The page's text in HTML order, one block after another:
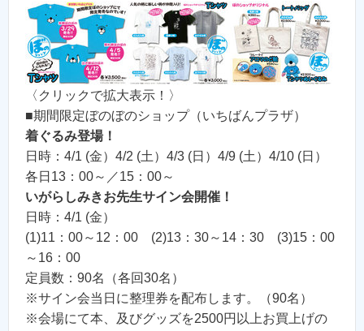
〈クリックで拡大表示！〉
■期間限定ぼのぼのショップ（いちばんプラザ）
着ぐるみ登場！
日時：4/1 (金）4/2 (土）4/3 (日）4/9 (土）4/10 (日）
各日13：00～／15：00～
いがらしみきお先生サイン会開催！
日時：4/1 (金）
(1)11：00～12：00 (2)13：30～14：30 (3)15：00
～16：00
定員数：90名（各回30名）
※サイン会当日に整理券を配布します。（90名）
※会場にて本、及びグッズを2500円以上お買上げの